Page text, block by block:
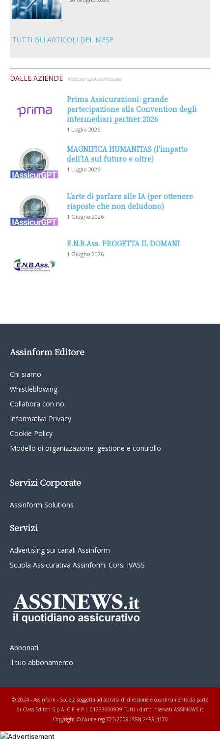
TUTTI GLI ARTICOLI DEL MESE
DALLE AZIENDE Notizie sponsorizzate
Prima Assicurazioni: grande
partecipazione alla Convention degli
intermediari partner 2026
1 Luglio 2026
MAGNIFICA HUMANITAS (l’impatto
dell’IA sul futuro e oltre)
1 Luglio 2026
L’arte di parlare alle IA (per ottenere
risposte che non deludono)
1 Giugno 2026
E.N.B.Ass. PROGETTA IL DOMANI
1 Giugno 2026
Assinform Editore
Chi siamo
Whistleblowing
Collabora con noi
Informativa Privacy
Cookie Policy
Modello di organizzazione, gestione e controllo
Servizi Corporate
Assinform Solutions
Servizi
Advertising sui canali Assinform
Scuola Assicurativa Assinform: Corsi IVASS
Abbonati
Il tuo abbonamento
© 2024 - Assinform - Società soggetta ad attività di direzione e coordinamento da parte
di Class Editori S.p.A. C.F. e P.I. 01233600939 Tutti i diritti riservati ASSINEWS.it
Copyright © Nume reg 723/2009 ISSN 2499-4170